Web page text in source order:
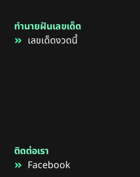
ทำนายฝันเลขเด็ด
เลขเด็ดงวดนี้
ติดต่อเรา
Facebook